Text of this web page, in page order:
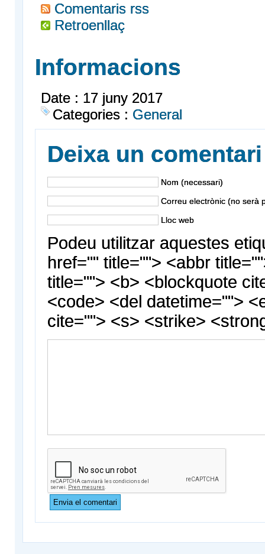
Comentaris rss
Retroenllaç
Informacions
Date : 17 juny 2017
Categories : General
Deixa un comentari
Nom (necessari)
Correu electrònic (no serà
Lloc web
Podeu utilitzar aquestes
href="" title=""> <abbr
title=""> <b> <blockquote
<code> <del datetime="">
cite=""> <s> <strike>